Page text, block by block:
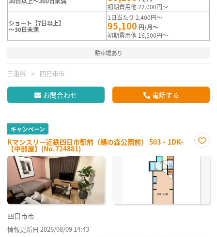
初期費用他 22,000円～
ショート【7日以上】
～30日未満
1日当たり 2,400円～
95,100 円/月～
初期費用他 16,500円～
駐車場あり
三重県 四日市市
お問合わせ 電話する
キャンペーン
Kマンスリー近鉄四日市駅前（鵜の森公園前） 503・1DK-
【中部屋】(No.724881)
に入
四日市市
情報更新日 2026/08/09 14:43